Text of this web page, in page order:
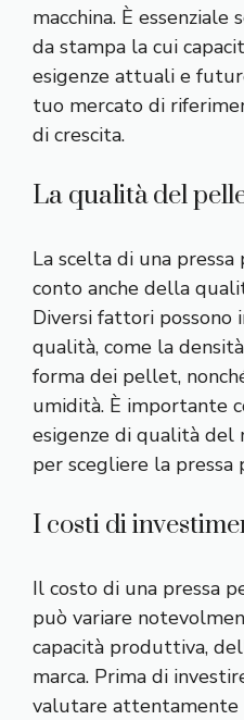
macchina. È essenziale
da stampa la cui
esigenze attuali e
tuo mercato di
di crescita.
La qualità del
La scelta di una
conto anche della
Diversi fattori possono
qualità, come la
forma dei pellet,
umidità. È importante
esigenze di qualità del
per scegliere la pressa
I costi di
Il costo di una pressa
può variare
capacità produttiva,
marca. Prima di
valutare